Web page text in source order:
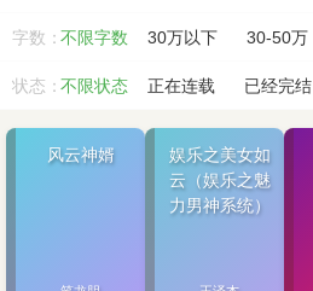
字数：不限字数 30万以下 30-50万
状态：不限状态 正在连载 已经完结
风云神婿
娱乐之美女如
云（娱乐之魅
力男神系统）